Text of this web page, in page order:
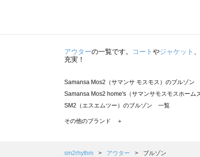
アウターの一覧です。 コートやジャケット
充実！
Samansa Mos2（サマンサ モスモス）のブルゾン
Samansa Mos2 home's（サマンサモスモスホー
SM2（エスエムツー）のブルゾン 一覧
TSUHARU by Samansa Mos2（ツハルバイサマン
Samansa Mos2 Lagom（サマンサモスモス ラーゴ
その他のブランド ＋
sm2rhythm アウター ブルゾン